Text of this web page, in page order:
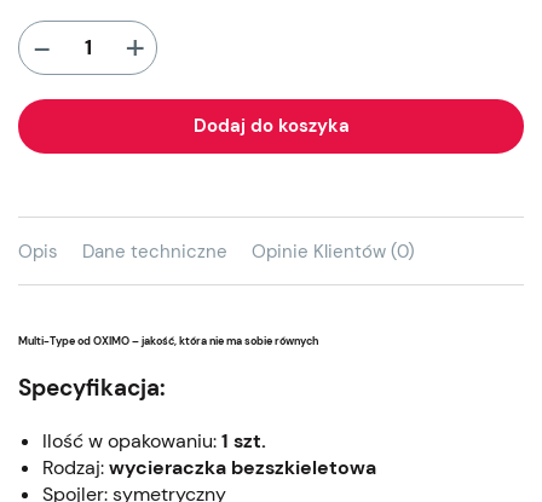
- +
Dodaj do koszyka
Opis Dane techniczne Opinie Klientów (0)
Multi-Type od OXIMO – jakość, która nie ma sobie równych
Specyfikacja:
Ilość w opakowaniu:1 szt.
Rodzaj:wycieraczka bezszkieletowa
Spojler: symetryczny